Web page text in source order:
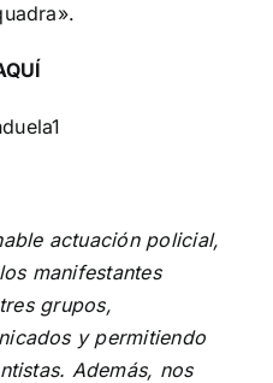
actuación policial,
manifestantes
grupos,
y permitiendo
Además, nos